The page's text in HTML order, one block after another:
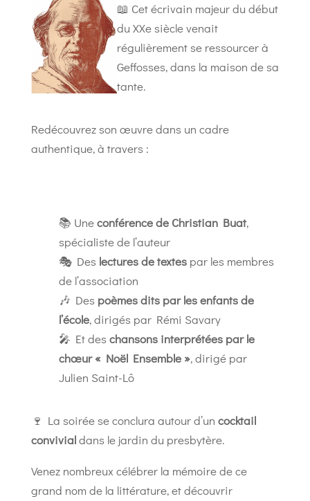
📖 Cet écrivain majeur du début
du XXe siècle venait
régulièrement se ressourcer à
Geffosses, dans la maison de sa
tante.
Redécouvrez son œuvre dans un cadre
authentique, à travers :
📚 Uneconférence de Christian Buat,
spécialiste de l’auteur
🎭 Des lectures de textespar les membres
de l’association
🎶 Des poèmes dits par les enfants de
l’école, dirigés par Rémi Savary
🎤 Et des chansons interprétées par le
chœur « Noël Ensemble », dirigé par
Julien Saint-Lô
🍷 La soirée se conclura autour d’un cocktail
convivialdans le jardin du presbytère.
Venez nombreux célébrer la mémoire de ce
grand nom de la littérature, et découvrir